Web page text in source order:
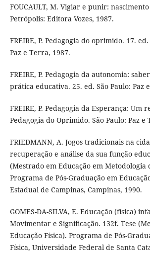
FOUCAULT, M. Vigiar e punir:
Petrópolis: Editora Vozes, 1987.
FREIRE, P. Pedagogia do oprimido. 17.
Paz e Terra, 1987.
FREIRE, P. Pedagogia da autonomia:
prática educativa. 25. ed. São Paulo: Paz
FREIRE, P. Pedagogia da Esperança: Um
Pedagogia do Oprimido. São Paulo: Paz e
FRIEDMANN, A. Jogos tradicionais na
recuperação e análise da sua função
(Mestrado em Educação em Metodologia
Programa de Pós-Graduação em
Estadual de Campinas, Campinas, 1990.
GOMES-DA-SILVA, E. Educação (física)
Movimentar e Significação. 132f. Tese
Educação Física). Programa de Pós-
Física, Universidade Federal de Santa